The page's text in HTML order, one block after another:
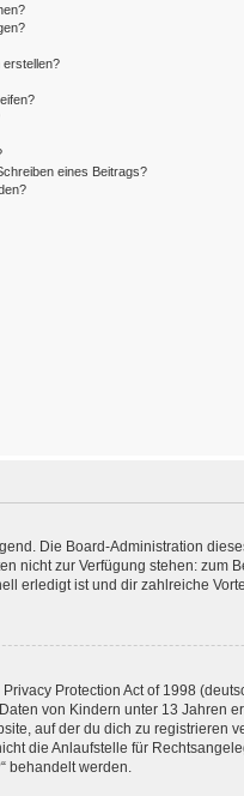
erstellen?
eines Beitrags?
Die Board-Administration
nicht zur Verfügung stehen: zum
erledigt ist und dir zahlreiche
Protection Act of 1998
von Kindern unter 13 Jahren
auf der du dich zu registrieren
die Anlaufstelle für
behandelt werden.